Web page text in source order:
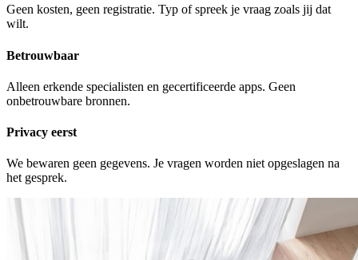
Geen kosten, geen registratie. Typ of spreek je vraag zoals jij dat
wilt.
Betrouwbaar
Alleen erkende specialisten en gecertificeerde apps. Geen
onbetrouwbare bronnen.
Privacy eerst
We bewaren geen gegevens. Je vragen worden niet opgeslagen na
het gesprek.